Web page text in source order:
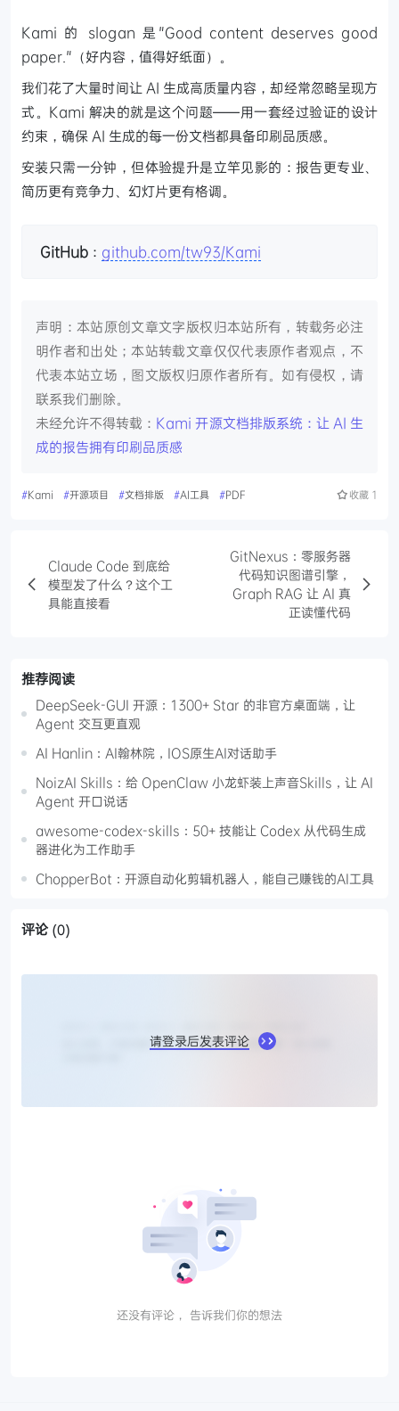
Kami 的 slogan 是"Good content deserves good
paper."（好内容，值得好纸面）。
我们花了大量时间让 AI 生成高质量内容，却经常忽略呈现方
式。Kami 解决的就是这个问题——用一套经过验证的设计
约束，确保 AI 生成的每一份文档都具备印刷品质感。
安装只需一分钟，但体验提升是立竿见影的：报告更专业、
简历更有竞争力、幻灯片更有格调。
GitHub ： github.com/tw93/Kami
声明：本站原创文章文字版权归本站所有，转载务必注
明作者和出处；本站转载文章仅仅代表原作者观点，不
代表本站立场，图文版权归原作者所有。如有侵权，请
联系我们删除。
未经允许不得转载： Kami 开源文档排版系统：让 AI 生
成的报告拥有印刷品质感
#Kami #开源项目 #文档排版 #AI工具 #PDF 收藏 1
Claude Code 到底给
模型发了什么？这个工
具能直接看
GitNexus：零服务器
代码知识图谱引擎，
Graph RAG 让 AI 真
正读懂代码
推荐阅读
DeepSeek-GUI 开源：1300+ Star 的非官方桌面端，让
Agent 交互更直观
AI Hanlin：AI翰林院，IOS原生AI对话助手
NoizAI Skills：给 OpenClaw 小龙虾装上声音Skills，让 AI
Agent 开口说话
awesome-codex-skills：50+ 技能让 Codex 从代码生成
器进化为工作助手
ChopperBot：开源自动化剪辑机器人，能自己赚钱的AI工具
评论 (0)
请登录后发表评论
还没有评论， 告诉我们你的想法